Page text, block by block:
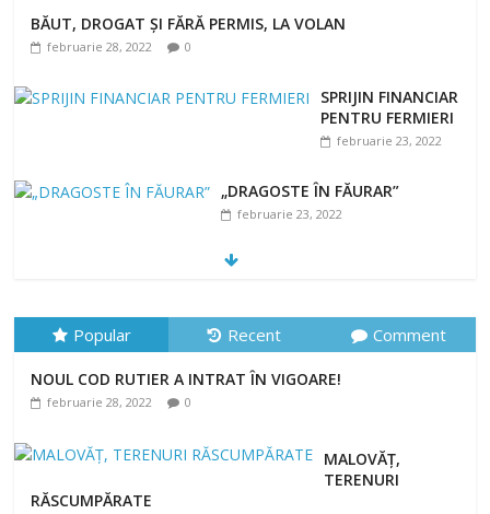
BĂUT, DROGAT ȘI FĂRĂ PERMIS, LA VOLAN
februarie 28, 2022 0
SPRIJIN FINANCIAR
PENTRU FERMIERI
februarie 23, 2022
„DRAGOSTE ÎN FĂURAR”
februarie 23, 2022
NOUL COD RUTIER A INTRAT ÎN VIGOARE!
Popular Recent Comment
NOUL COD RUTIER A INTRAT ÎN VIGOARE!
februarie 28, 2022 0
MALOVĂȚ,
TERENURI
RĂSCUMPĂRATE